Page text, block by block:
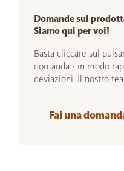
Domande sul
Siamo qui per voi!
Basta cliccare sul
domanda - in modo
deviazioni. Il nostro
Fai una